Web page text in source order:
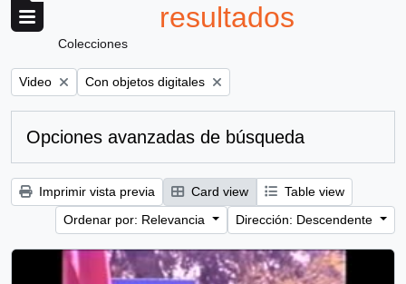
resultados
Colecciones
Remove filter:
Video Remove filter:
Con objetos digitales
Opciones avanzadas de búsqueda
Imprimir vista previa Card view
Table view
Ordenar por: Relevancia
Dirección: Descendente